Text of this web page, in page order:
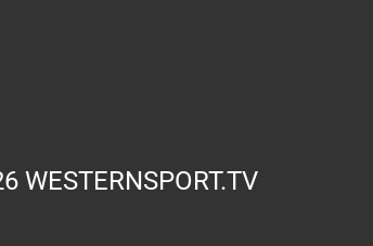
WESTERNSPORT.TV